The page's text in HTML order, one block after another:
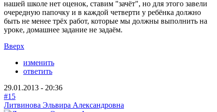
нашей школе нет оценок, ставим "зачёт", но для этого завели
очередную папочку и в каждой четверти у ребёнка должно
быть не менее трёх работ, которые мы должны выполнить на
уроке, домашнее задание не задаём.
Вверх
изменить
ответить
29.01.2013 - 20:36
#15
Литвинова Эльвира Александровна